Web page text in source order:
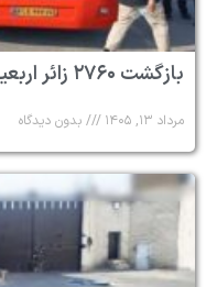
بازگشت ۲۷۶۰ زائر اربعین به استان البرز
مرداد ۱۳, ۱۴۰۵ بدون دیدگاه